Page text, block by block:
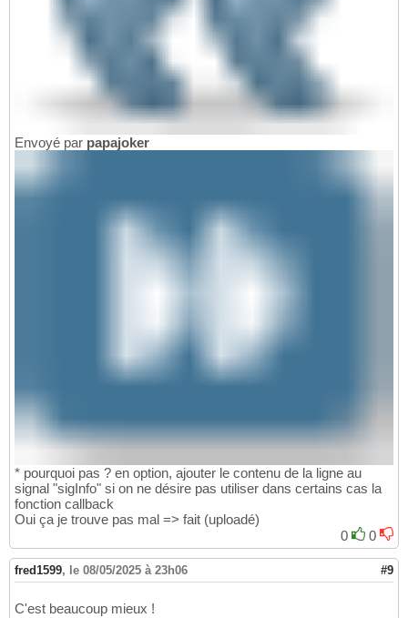
Envoyé par papajoker
* pourquoi pas ? en option, ajouter le contenu de la ligne au
signal "sigInfo" si on ne désire pas utiliser dans certains cas la
fonction callback
Oui ça je trouve pas mal => fait (uploadé)
0
0
fred1599, le 08/05/2025 à 23h06 #9
C'est beaucoup mieux !